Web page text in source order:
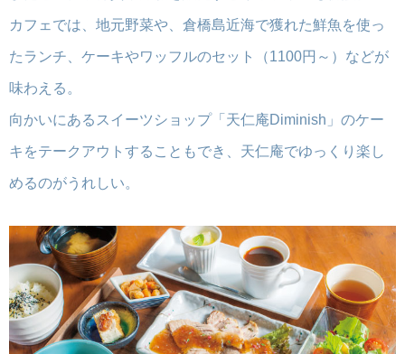
カフェでは、地元野菜や、倉橋島近海で獲れた鮮魚を使っ
たランチ、ケーキやワッフルのセット（1100円～）などが
味わえる。
向かいにあるスイーツショップ「天仁庵Diminish」のケー
キをテークアウトすることもでき、天仁庵でゆっくり楽し
めるのがうれしい。